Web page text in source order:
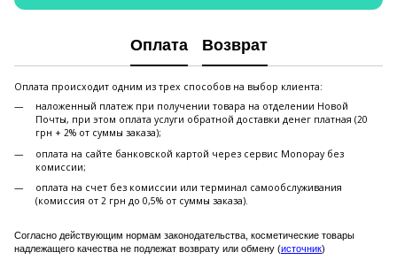
Оплата Возврат
Оплата происходит одним из трех способов на выбор клиента:
наложенный платеж при получении товара на отделении Новой
Почты, при этом оплата услуги обратной доставки денег платная (20
грн + 2% от суммы заказа);
оплата на сайте банковской картой через сервис Monopay без
комиссии;
оплата на счет без комиссии или терминал самообслуживания
(комиссия от 2 грн до 0,5% от суммы заказа).
Согласно действующим нормам законодательства, косметические товары
надлежащего качества не подлежат возврату или обмену (источник)